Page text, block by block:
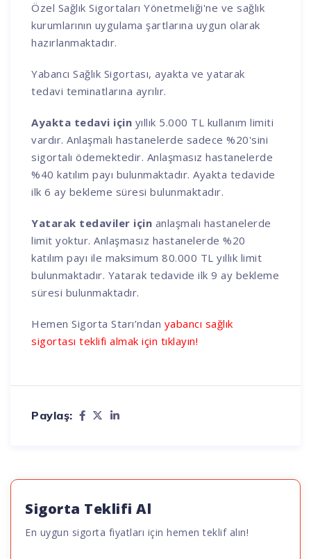
Özel Sağlık Sigortaları Yönetmeliği'ne ve sağlık
kurumlarının uygulama şartlarına uygun olarak
hazırlanmaktadır.
Yabancı Sağlık Sigortası, ayakta ve yatarak
tedavi teminatlarına ayrılır.
Ayakta tedavi için yıllık 5.000 TL kullanım limiti
vardır. Anlaşmalı hastanelerde sadece %20'sini
sigortalı ödemektedir. Anlaşmasız hastanelerde
%40 katılım payı bulunmaktadır. Ayakta tedavide
ilk 6 ay bekleme süresi bulunmaktadır.
Yatarak tedaviler için anlaşmalı hastanelerde
limit yoktur. Anlaşmasız hastanelerde %20
katılım payı ile maksimum 80.000 TL yıllık limit
bulunmaktadır. Yatarak tedavide ilk 9 ay bekleme
süresi bulunmaktadır.
Hemen Sigorta Starı’ndan yabancı sağlık
sigortası teklifi almak için tıklayın!
Paylaş:
Sigorta Teklifi Al
En uygun sigorta fiyatları için hemen teklif alın!